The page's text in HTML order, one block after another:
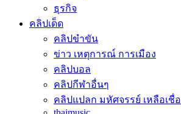
ธุรกิจ
คลิปเด็ด
คลิปขำขัน
ข่าว เหตุการณ์ การเมือง
คลิปบอล
คลิปกีฬาอื่นๆ
คลิปแปลก มหัศจรรย์ เหลือเชื่อ